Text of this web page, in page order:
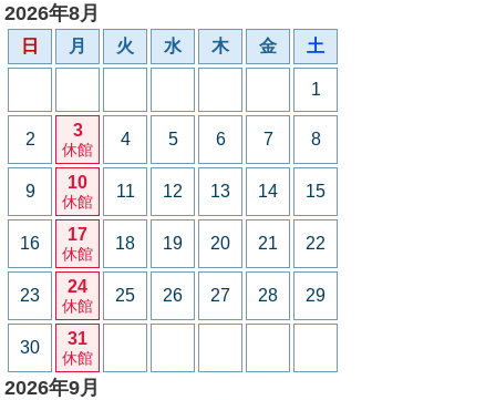
2026年8月
日 月 火 水 木 金 土
1
2 3
休館
4 5 6 7 8
9 10
休館
11 12 13 14 15
16 17
休館
18 19 20 21 22
23 24
休館
25 26 27 28 29
30 31
休館
2026年9月